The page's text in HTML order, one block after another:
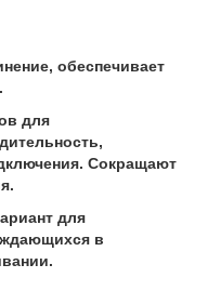
обеспечивает
для
Сокращают
для
в